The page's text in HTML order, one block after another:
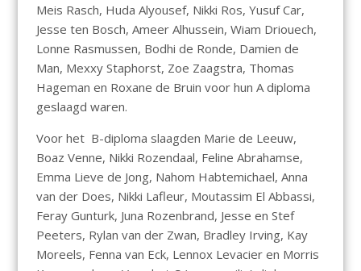
Meis Rasch, Huda Alyousef, Nikki Ros, Yusuf Car,
Jesse ten Bosch, Ameer Alhussein, Wiam Driouech,
Lonne Rasmussen, Bodhi de Ronde, Damien de
Man, Mexxy Staphorst, Zoe Zaagstra, Thomas
Hageman en Roxane de Bruin voor hun A diploma
geslaagd waren.
Voor het B-diploma slaagden Marie de Leeuw,
Boaz Venne, Nikki Rozendaal, Feline Abrahamse,
Emma Lieve de Jong, Nahom Habtemichael, Anna
van der Does, Nikki Lafleur, Moutassim El Abbassi,
Feray Gunturk, Juna Rozenbrand, Jesse en Stef
Peeters, Rylan van der Zwan, Bradley Irving, Kay
Moreels, Fenna van Eck, Lennox Levacier en Morris